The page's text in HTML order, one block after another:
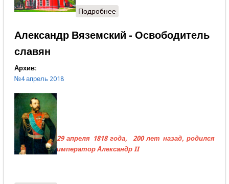
Подробнеео Зарубки
Александр Вяземский - Освободитель
славян
Архив:
№4 апрель 2018
29 апреля 1818 года, 200 лет назад, родился
император Александр II